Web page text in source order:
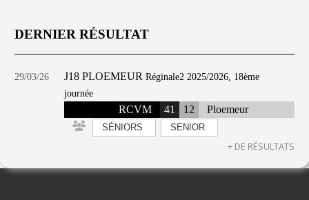
DERNIER RÉSULTAT
29/03/26 J18 PLOEMEUR Réginale2 2025/2026, 18ème
journée
RCVM 41 12 Ploemeur
SÉNIORS SENIOR
+ DE RÉSULTATS